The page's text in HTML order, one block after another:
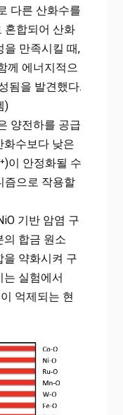
다른 산화수를
혼합되어 산화
을 만족시킬 때,
께 에너지적으
됨을 발견했다.
)
양전하를 공급
화수보다 낮은
이 안정화될 수
즘으로 작용할
기반 암염 구
의 합금 원소
을 약화시켜 구
는 실험에서
억제되는 현